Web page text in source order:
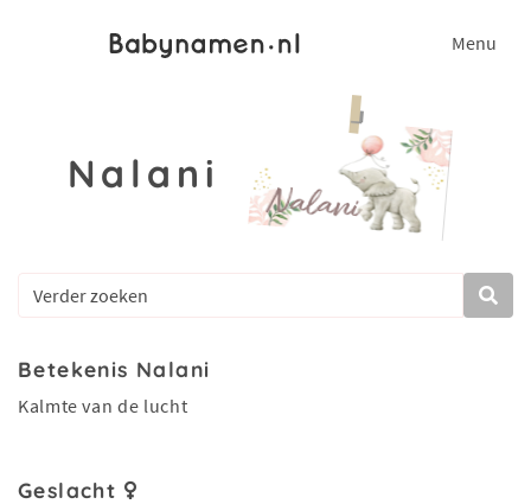
Menu
Nalani
Betekenis Nalani
Kalmte van de lucht
Geslacht